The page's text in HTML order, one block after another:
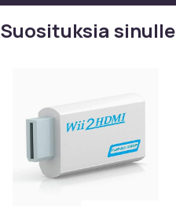
Suosituksia sinulle